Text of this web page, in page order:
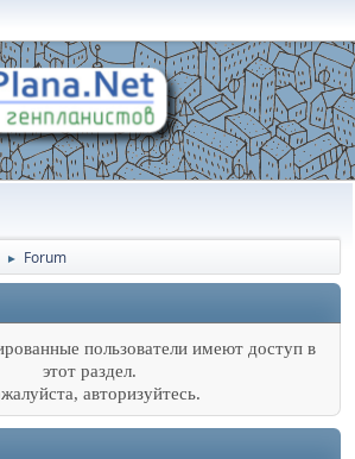
► Forum
пользователи имеют доступ в
этот раздел.
авторизуйтесь.